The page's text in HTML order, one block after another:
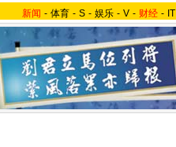
新闻 - 体育 - S - 娱乐 - V - 财经 - IT